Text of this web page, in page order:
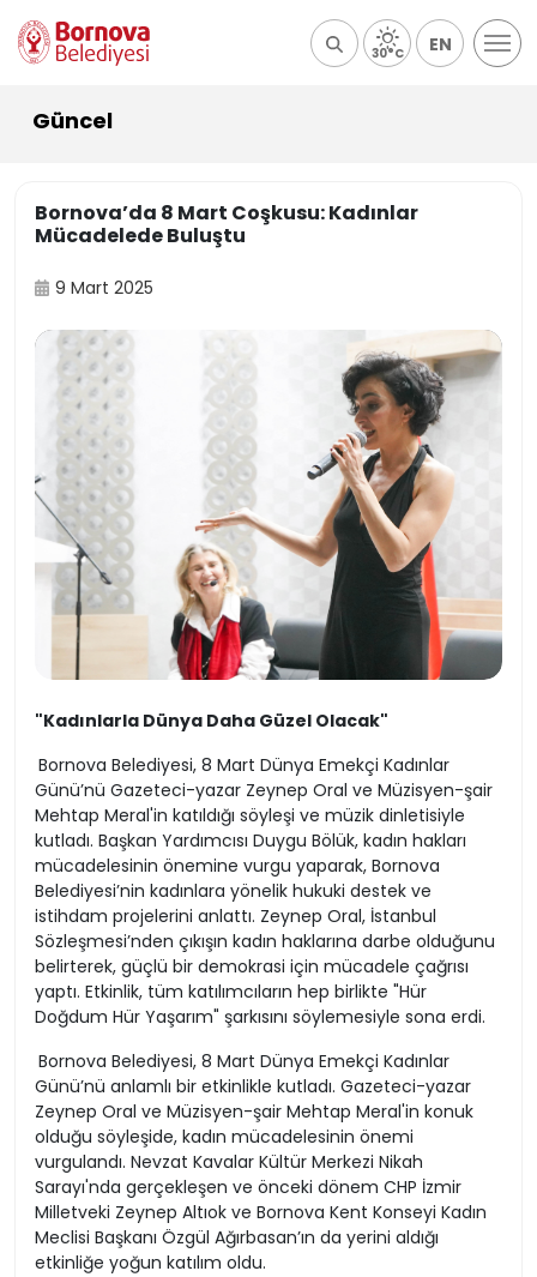
30°C EN
Güncel
Bornova’da 8 Mart Coşkusu: Kadınlar
Mücadelede Buluştu
9 Mart 2025
"Kadınlarla Dünya Daha Güzel Olacak"
Bornova Belediyesi, 8 Mart Dünya Emekçi Kadınlar
Günü’nü Gazeteci-yazar Zeynep Oral ve Müzisyen-şair
Mehtap Meral'in katıldığı söyleşi ve müzik dinletisiyle
kutladı. Başkan Yardımcısı Duygu Bölük, kadın hakları
mücadelesinin önemine vurgu yaparak, Bornova
Belediyesi’nin kadınlara yönelik hukuki destek ve
istihdam projelerini anlattı. Zeynep Oral, İstanbul
Sözleşmesi’nden çıkışın kadın haklarına darbe olduğunu
belirterek, güçlü bir demokrasi için mücadele çağrısı
yaptı. Etkinlik, tüm katılımcıların hep birlikte "Hür
Doğdum Hür Yaşarım" şarkısını söylemesiyle sona erdi.
Bornova Belediyesi, 8 Mart Dünya Emekçi Kadınlar
Günü’nü anlamlı bir etkinlikle kutladı. Gazeteci-yazar
Zeynep Oral ve Müzisyen-şair Mehtap Meral'in konuk
olduğu söyleşide, kadın mücadelesinin önemi
vurgulandı. Nevzat Kavalar Kültür Merkezi Nikah
Sarayı'nda gerçekleşen ve önceki dönem CHP İzmir
Milletveki Zeynep Altıok ve Bornova Kent Konseyi Kadın
Meclisi Başkanı Özgül Ağırbasan’ın da yerini aldığı
etkinliğe yoğun katılım oldu.